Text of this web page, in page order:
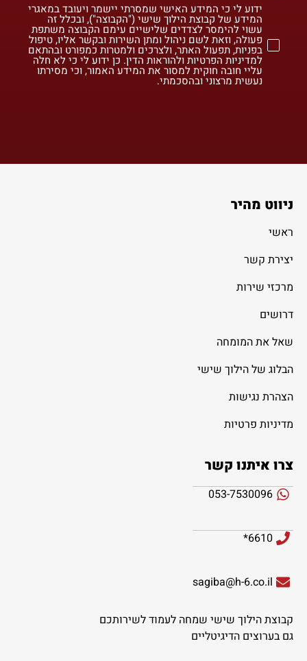
ידוע לי כי המידע האישי שמסרתי יישמר ויעובד במאגרי
המידע של קבוצת הילוך שישי ("הקבוצה"), ובכלל זה
עשוי להימסר לצדדים שלישיים עימם הקבוצה משתפת
פעולה, וזאת לשם ניהול ומתן השירות ובקשר אליו, טיפול
בפניות, תפעול האתר, ולצרכים ולמטרות כמפורט ובהתאם
למדיניות הפרטיות ולהוראות הדין. כן ידוע לי כי לא חלה
עליי חובה חוקית למסור את המידע האמור, וכי מסירתו
נעשית מרצוני ובהסכמתי.
ניווט מהיר
ראשי
יצירת קשר
מרכזי שירות
דרושים
שאל את המומחה
הבלוג של הילוך שישי
הצהרת נגישות
מדיניות פרטיות
צרו איתנו קשר
053-7530096
6610*
sagiba@h-6.co.il
קבוצת הילוך שישי שמחה לעמוד לשירותכם
גם בערוצים הדיגיטליים